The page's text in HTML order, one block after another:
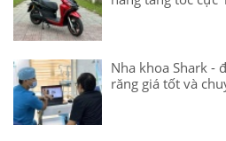
Nha khoa Shark -
răng giá tốt và